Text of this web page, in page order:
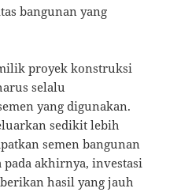
bangunan yang
proyek konstruksi
selalu
yang digunakan.
sedikit lebih
semen bangunan
akhirnya, investasi
hasil yang jauh